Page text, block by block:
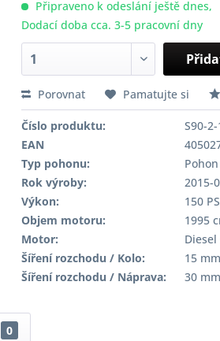
Připraveno k odeslání ještě dnes,
Dodací doba cca. 3-5 pracovní dny
Porovnat Pamatujte si
Číslo produktu:
S90-
EAN
Typ pohonu:
Rok výroby:
2015-
Výkon:
150
Objem motoru:
1995
Motor:
Diesel
Šíření rozchodu / Kolo:
15 mm
Šíření rozchodu / Náprava:
30 mm
0